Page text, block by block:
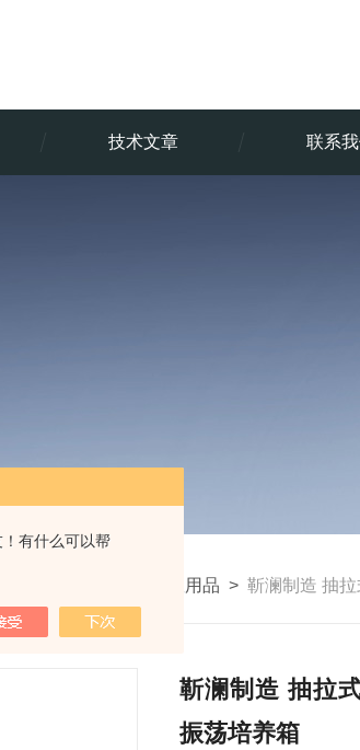
有什么可以帮
技术文章 联系
实验室用品 > 靳澜制造 抽
靳澜制造 抽拉
振荡培养箱